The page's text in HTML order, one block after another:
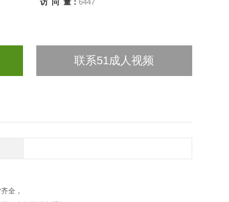
访 问 量： 6447
联系51成人视频
，